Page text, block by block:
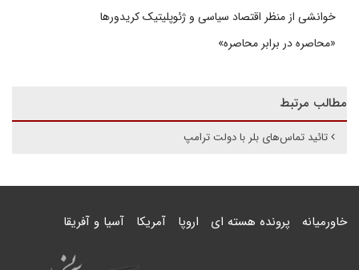
خوانشی از منظر اقتصاد سیاسی و ژئوپلیتیک کریدورها
«محاصره در برابر محاصره»
مطالب مرتبط
تائید تماس‌های بلر با دولت ترامپ
خاورمیانه پرونده هسته ای اروپا آمریکا آسیا و آفریقا